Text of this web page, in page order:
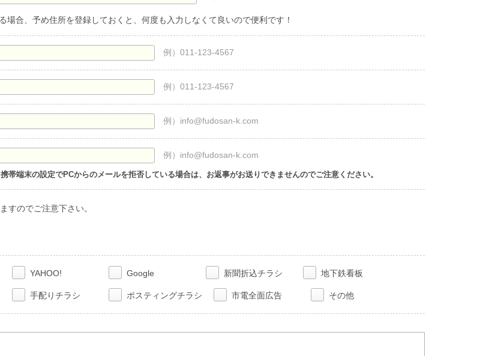
場合、予め住所を登録しておくと、何度も入力しなくて良いので便利です！
例）011-123-4567
例）011-123-4567
例）info@fudosan-k.com
例）info@fudosan-k.com
携帯端末の設定でPCからのメールを拒否している場合は、お返事がお送りできませんのでご注意ください。
すのでご注意下さい。
YAHOO! Google 新聞折込チラシ 地下鉄看板
手配りチラシ ポスティングチラシ 市電全面広告 その他